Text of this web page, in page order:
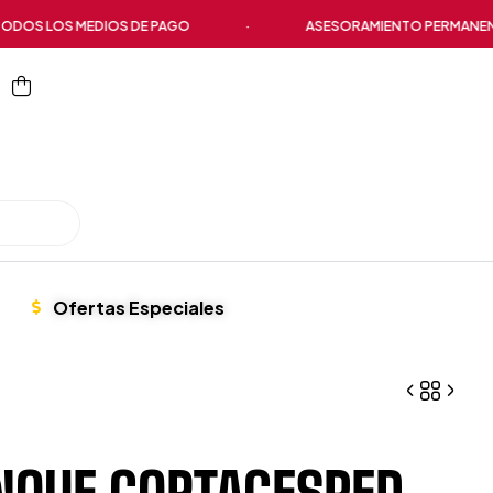
LOS MEDIOS DE PAGO ASESORAMIENTO PERMANENTE
Ofertas Especiales